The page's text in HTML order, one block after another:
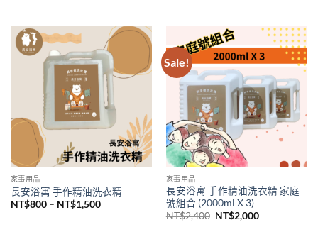
家事用品
長安浴寓 手作精油洗衣精
NT$800 – NT$1,500Price
Sale!
家事用品
長安浴寓 手作精油洗衣精 家庭
號組合 (2000ml X 3)
NT$2,400 Original
NT$2,000Current